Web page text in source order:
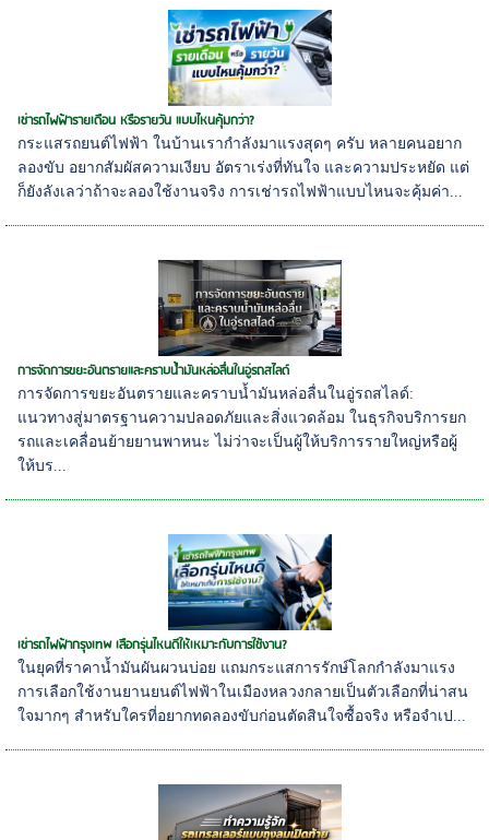
เช่ารถไฟฟ้ารายเดือน หรือรายวัน แบบไหนคุ้มกว่า?
กระแสรถยนต์ไฟฟ้า ในบ้านเรากำลังมาแรงสุดๆ ครับ หลายคนอยาก
ลองขับ อยากสัมผัสความเงียบ อัตราเร่งที่ทันใจ และความประหยัด แต่
ก็ยังลังเลว่าถ้าจะลองใช้งานจริง การเช่ารถไฟฟ้าแบบไหนจะคุ้มค่า...
การจัดการขยะอันตรายและคราบน้ำมันหล่อลื่นในอู่รถสไลด์
การจัดการขยะอันตรายและคราบน้ำมันหล่อลื่นในอู่รถสไลด์:
แนวทางสู่มาตรฐานความปลอดภัยและสิ่งแวดล้อม ในธุรกิจบริการยก
รถและเคลื่อนย้ายยานพาหนะ ไม่ว่าจะเป็นผู้ให้บริการรายใหญ่หรือผู้
ให้บร...
เช่ารถไฟฟ้ากรุงเทพ เลือกรุ่นไหนดีให้เหมาะกับการใช้งาน?
ในยุคที่ราคาน้ำมันผันผวนบ่อย แถมกระแสการรักษ์โลกกำลังมาแรง
การเลือกใช้งานยานยนต์ไฟฟ้าในเมืองหลวงกลายเป็นตัวเลือกที่น่าสน
ใจมากๆ สำหรับใครที่อยากทดลองขับก่อนตัดสินใจซื้อจริง หรือจำเป...